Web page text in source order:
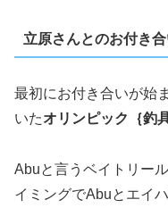
立原さんとのお付き合
最初にお付き合いが始
いたオリンピック｛釣
Abuと言うベイトリー
イミングでAbuとエイ